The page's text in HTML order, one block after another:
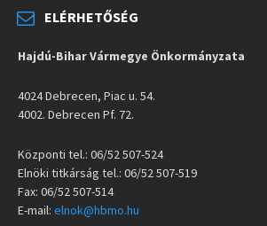
ELÉRHETŐSÉG
Hajdú-Bihar Vármegye Önkormányzata
4024 Debrecen, Piac u. 54.
4002. Debrecen Pf. 72.
Központi tel.: 06/52 507-524
Elnöki titkárság tel.: 06/52 507-519
Fax: 06/52 507-514
E-mail: elnok@hbmo.hu